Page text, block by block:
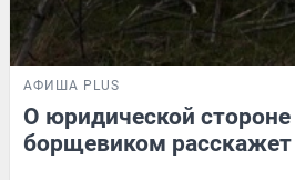
АФИША PLUS
О юридической
борщевиком расскажет